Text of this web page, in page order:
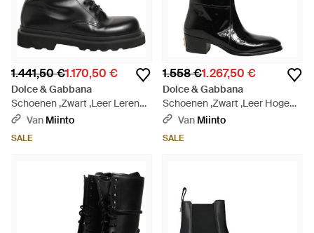
1.441,50 €1.170,50 €
Dolce & Gabbana
Schoenen ,Zwart ,Leer Leren
Veterlaarzen - Zwart
Van Miinto
SALE
1.558 €1.267,50 €
Dolce & Gabbana
Schoenen ,Zwart ,Leer Hoge
Laarzen - Zwart
Van Miinto
SALE